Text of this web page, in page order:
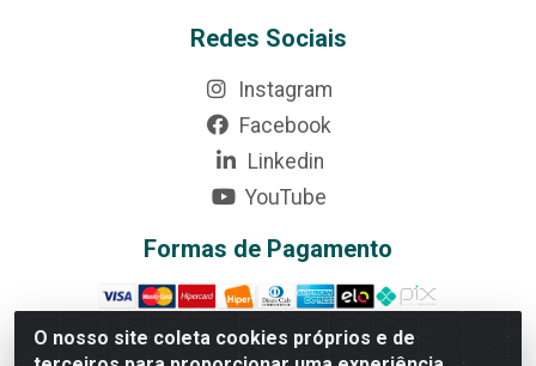
O nosso site coleta cookies próprios e de
Redes Sociais
Instagram
Facebook
Linkedin
YouTube
Formas de Pagamento